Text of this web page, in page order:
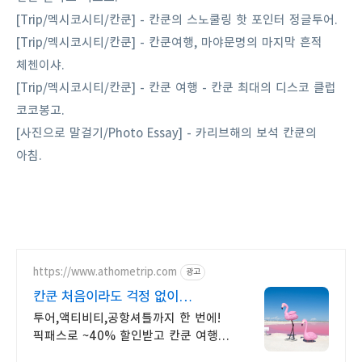
[Trip/멕시코시티/칸쿤] - 칸쿤의 스노쿨링 핫 포인터 정글투어.
[Trip/멕시코시티/칸쿤] - 칸쿤여행, 마야문명의 마지막 흔적
체첸이샤.
[Trip/멕시코시티/칸쿤] - 칸쿤 여행 - 칸쿤 최대의 디스코 클럽
코코봉고.
[사진으로 말걸기/Photo Essay] - 카리브해의 보석 칸쿤의
아침.
https://www.athometrip.com 광고
칸쿤 처음이라도 걱정 없이
앳홈트립이 다 챙겨드려요
투어,액티비티,공항셔틀까지 한 번에!
픽패스로 ~40% 할인받고 칸쿤 여행